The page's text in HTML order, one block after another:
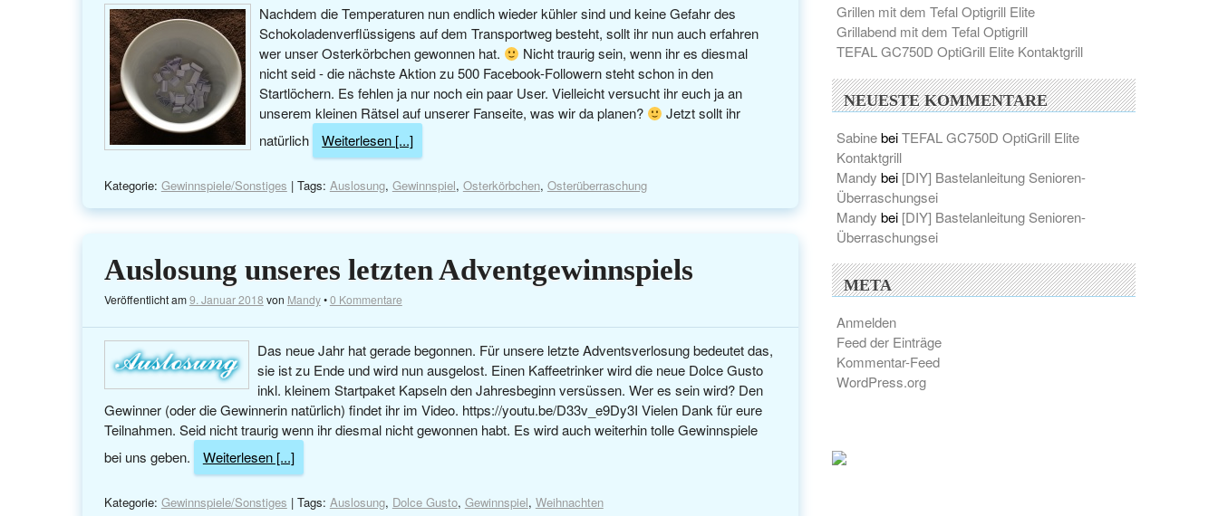
Nachdem die Temperaturen nun endlich wieder kühler sind und keine Gefahr des
Schokoladenverflüssigens auf dem Transportweg besteht, sollt ihr nun auch erfahren
wer unser Osterkörbchen gewonnen hat.
Nicht traurig sein, wenn ihr es diesmal
nicht seid - die nächste Aktion zu 500 Facebook-Followern steht schon in den
Startlöchern. Es fehlen ja nur noch ein paar User. Vielleicht versucht ihr euch ja an
unserem kleinen Rätsel auf unserer Fanseite, was wir da planen?
Jetzt sollt ihr
natürlich
Weiterlesen [...]
Kategorie: Gewinnspiele/Sonstiges | Tags: Auslosung, Gewinnspiel, Osterkörbchen, Osterüberraschung
Auslosung unseres letzten Adventgewinnspiels
Veröffentlicht am9. Januar 2018 von Mandy•0 Kommentare
Das neue Jahr hat gerade begonnen. Für unsere letzte Adventsverlosung bedeutet das,
sie ist zu Ende und wird nun ausgelost. Einen Kaffeetrinker wird die neue Dolce Gusto
inkl. kleinem Startpaket Kapseln den Jahresbeginn versüssen. Wer es sein wird? Den
Gewinner (oder die Gewinnerin natürlich) findet ihr im Video. https://youtu.be/D33v_e9Dy3I Vielen Dank für eure
Teilnahmen. Seid nicht traurig wenn ihr diesmal nicht gewonnen habt. Es wird auch weiterhin tolle Gewinnspiele
bei uns geben.
Weiterlesen [...]
Kategorie: Gewinnspiele/Sonstiges | Tags: Auslosung, Dolce Gusto, Gewinnspiel, Weihnachten
Grillen mit dem Tefal Optigrill Elite
Grillabend mit dem Tefal Optigrill
TEFAL GC750D OptiGrill Elite Kontaktgrill
NEUESTE KOMMENTARE
SabinebeiTEFAL GC750D OptiGrill Elite
Kontaktgrill
Mandy bei [DIY] Bastelanleitung Senioren-
Überraschungsei
Mandy bei [DIY] Bastelanleitung Senioren-
Überraschungsei
META
Anmelden
Feed der Einträge
Kommentar-Feed
WordPress.org